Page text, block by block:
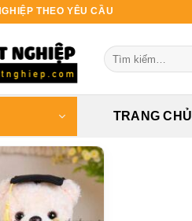
THEO YÊU CẦU
Tìm
kiếm:
TRANG CHỦ